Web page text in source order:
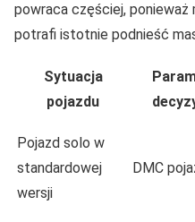
powraca częściej, ponieważ
potrafi istotnie podnieść
Sytuacja
pojazdu
Pojazd solo w
standardowej
wersji
DMC